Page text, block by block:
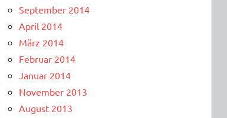
September 2014
April 2014
März 2014
Februar 2014
Januar 2014
November 2013
August 2013